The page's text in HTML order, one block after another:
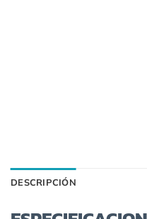
DESCRIPCIÓN